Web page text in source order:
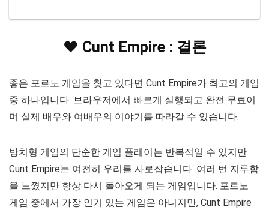
❤️ Cunt Empire : 결론
좋은 포르노 게임을 찾고 있다면 Cunt Empire가 최고의 게임
중 하나입니다. 브라우저에서 빠르게 실행되고 완전 무료이
며 실제 배우와 여배우의 이야기를 따라갈 수 있습니다.
방치형 게임의 단순한 게임 플레이는 반복적일 수 있지만
Cunt Empire는 여전히 우리를 사로잡습니다. 여러 번 지루함
을 느꼈지만 항상 다시 돌아오게 되는 게임입니다. 포르노
게임 중에서 가장 인기 있는 게임은 아니지만, Cunt Empire